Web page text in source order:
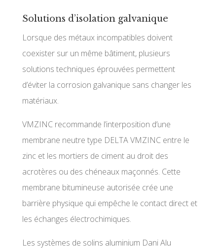
Solutions d’isolation galvanique
Lorsque des métaux incompatibles doivent
coexister sur un même bâtiment, plusieurs
solutions techniques éprouvées permettent
d’éviter la corrosion galvanique sans changer les
matériaux.
VMZINC recommande l’interposition d’une
membrane neutre type DELTA VMZINC entre le
zinc et les mortiers de ciment au droit des
acrotères ou des chéneaux maçonnés. Cette
membrane bitumineuse autorisée crée une
barrière physique qui empêche le contact direct et
les échanges électrochimiques.
Les systèmes de solins aluminium Dani Alu